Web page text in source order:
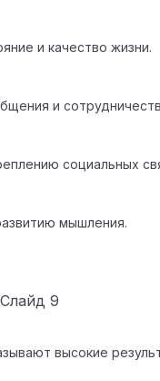
и качество жизни.
и
социальных
мышления.
Слайд 9
высокие